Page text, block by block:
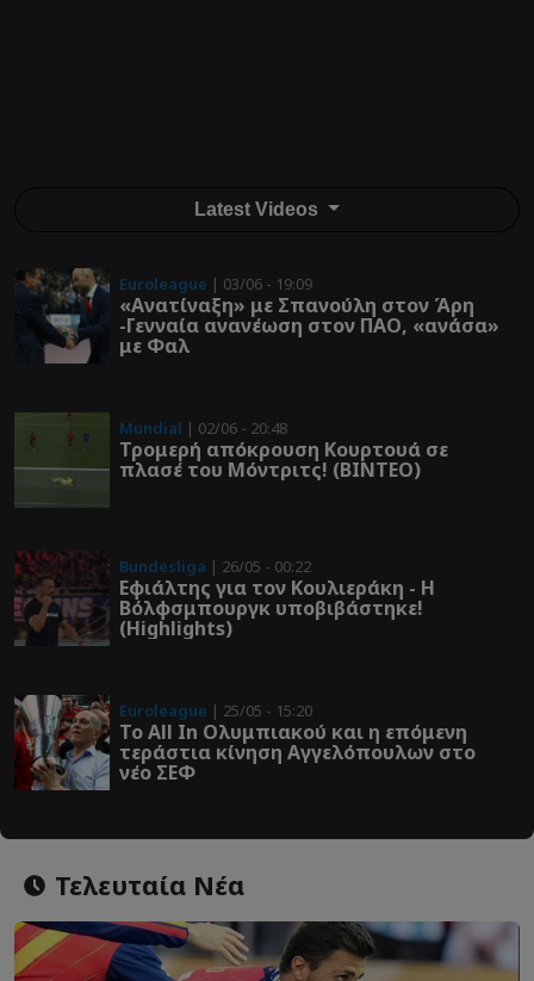
Latest Videos
Euroleague | 03/06 - 19:09
«Ανατίναξη» με Σπανούλη στον Άρη
-Γενναία ανανέωση στον ΠΑΟ, «ανάσα»
με Φαλ
Mundial | 02/06 - 20:48
Τρομερή απόκρουση Κουρτουά σε
πλασέ του Μόντριτς! (ΒΙΝΤΕΟ)
Bundesliga | 26/05 - 00:22
Εφιάλτης για τον Κουλιεράκη - Η
Βόλφσμπουργκ υποβιβάστηκε!
(Highlights)
Euroleague | 25/05 - 15:20
Το All In Ολυμπιακού και η επόμενη
τεράστια κίνηση Αγγελόπουλων στο
νέο ΣΕΦ
Τελευταία Νέα